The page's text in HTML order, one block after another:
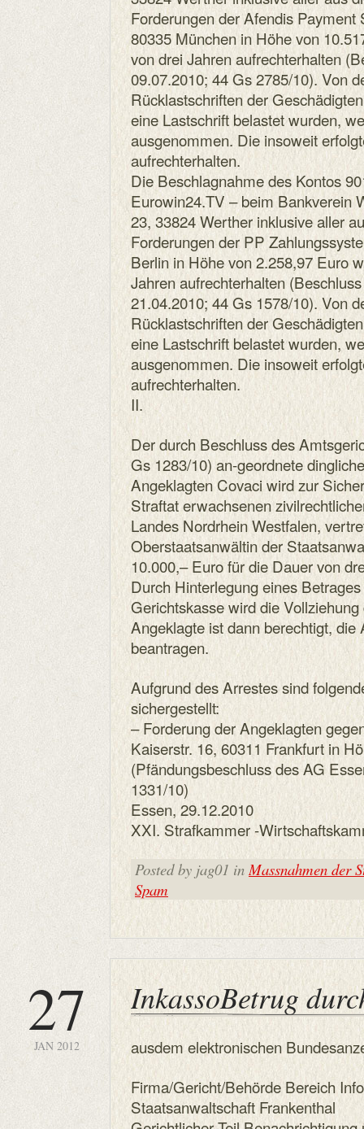
Forderungen der Afendis
80335 München in Höhe von
von drei Jahren aufrechterhalten
09.07.2010; 44 Gs 2785/10). Von
Rücklastschriften der
eine Lastschrift belastet wurden,
ausgenommen. Die insoweit
aufrechterhalten.
Die Beschlagnahme des Kontos
Eurowin24.TV – beim Bankverein
23, 33824 Werther inklusive aller
Forderungen der PP
Berlin in Höhe von 2.258,97 Euro
Jahren aufrechterhalten
21.04.2010; 44 Gs 1578/10). Von
Rücklastschriften der
eine Lastschrift belastet wurden,
ausgenommen. Die insoweit
aufrechterhalten.
II.
Der durch Beschluss des
Gs 1283/10) an-geordnete
Angeklagten Covaci wird zur
Straftat erwachsenen
Landes Nordrhein Westfalen,
Oberstaatsanwältin der
10.000,– Euro für die Dauer von
Durch Hinterlegung eines
Gerichtskasse wird die
Angeklagte ist dann berechtigt,
beantragen.
Aufgrund des Arrestes sind
sichergestellt:
– Forderung der Angeklagten
Kaiserstr. 16, 60311 Frankfurt in
(Pfändungsbeschluss des AG
1331/10)
Essen, 29.12.2010
XXI. Strafkammer -
Posted by jag01 inMassnahmen der
Spam
27
JAN 2012
InkassoBetrug
ausdem elektronischen
Firma/Gericht/Behörde Bereich
Staatsanwaltschaft Frankenthal